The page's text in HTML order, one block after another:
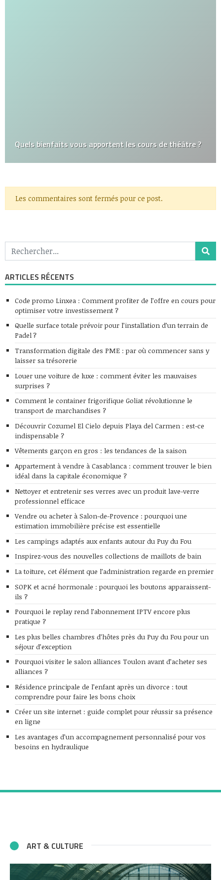
Quels bienfaits vous apportent les cours de théâtre ?
Les commentaires sont fermés pour ce post.
ARTICLES RÉCENTS
Code promo Linxea : Comment profiter de l’offre en cours pour
optimiser votre investissement ?
Quelle surface totale prévoir pour l’installation d’un terrain de
Padel ?
Transformation digitale des PME : par où commencer sans y
laisser sa trésorerie
Louer une voiture de luxe : comment éviter les mauvaises
surprises ?
Comment le container frigorifique Goliat révolutionne le
transport de marchandises ?
Découvrir Cozumel El Cielo depuis Playa del Carmen : est-ce
indispensable ?
Vêtements garçon en gros : les tendances de la saison
Appartement à vendre à Casablanca : comment trouver le bien
idéal dans la capitale économique ?
Nettoyer et entretenir ses verres avec un produit lave-verre
professionnel efficace
Vendre ou acheter à Salon-de-Provence : pourquoi une
estimation immobilière précise est essentielle
Les campings adaptés aux enfants autour du Puy du Fou
Inspirez-vous des nouvelles collections de maillots de bain
La toiture, cet élément que l’administration regarde en premier
SOPK et acné hormonale : pourquoi les boutons apparaissent-
ils ?
Pourquoi le replay rend l’abonnement IPTV encore plus
pratique ?
Les plus belles chambres d’hôtes près du Puy du Fou pour un
séjour d’exception
Pourquoi visiter le salon alliances Toulon avant d’acheter ses
alliances ?
Résidence principale de l’enfant après un divorce : tout
comprendre pour faire les bons choix
Créer un site internet : guide complet pour réussir sa présence
en ligne
Les avantages d’un accompagnement personnalisé pour vos
besoins en hydraulique
ART & CULTURE